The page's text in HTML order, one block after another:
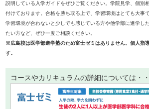
説明している入学ガイドをぜひご覧ください。学院見学、個別
付けております。合格を勝ち取る上で、学習環境はとても大事
学習環境が合わないと少しでも感じている方や他学部に進学し
たい方など、ぜひ一度ご相談ください。
※広島校は医学部進学塾のため富士ゼミはありません。個人指
す。
コースやカリキュラムの詳細については・・